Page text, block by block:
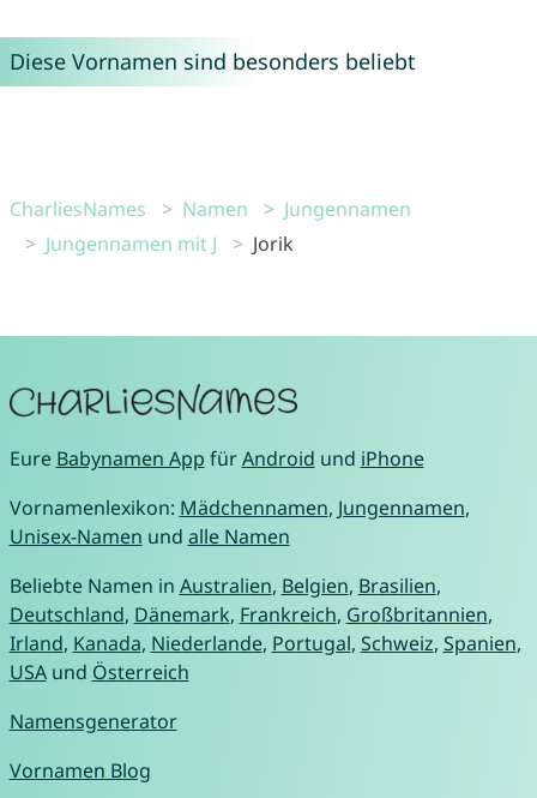
Diese Vornamen sind besonders beliebt
CharliesNames Namen
Jungennamen
Jungennamen mit J
Jorik
Eure Babynamen App fürAndroid und iPhone
Vornamenlexikon: Mädchennamen, Jungennamen,
Unisex-Namen und alle Namen
Beliebte Namen in Australien, Belgien, Brasilien,
Deutschland, Dänemark, Frankreich, Großbritannien,
Irland, Kanada, Niederlande, Portugal, Schweiz, Spanien,
USAund Österreich
Namensgenerator
Vornamen Blog